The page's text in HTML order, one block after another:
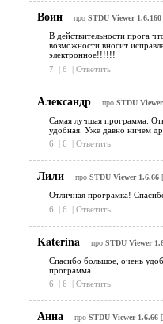
Воин про STDU Viewer 1.6.160
В действительности прога
возможности вносит
электронное!!!!!!
7
| 6 | Ответить
Александр про STDU
Самая лучшая программа.
удобная. Уже давно ничем
6
| 6 | Ответить
Лили про STDU Viewer 1.6.66
Отличная програмка!
6
| 6 | Ответить
Katerina про STDU Viewer
Спасибо большое, очень
программа.
6
| 6 | Ответить
Анна про STDU Viewer 1.6.66